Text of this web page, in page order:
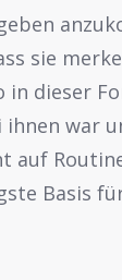
sie
in dieser
war
auf
Basis